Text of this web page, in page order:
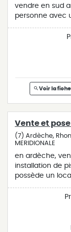
vendre en sud
personne avec
vendu avec
et récent.
pour des
géolocalisée à
Voir la fiche
Vente et
(7) Ardèche,
MERIDIONALE
en ardèche,
installation de
possède un
réserve, le tout
l'équipé
assurer le
belle affaire à